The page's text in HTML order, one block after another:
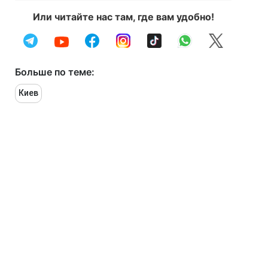
Или читайте нас там, где вам удобно!
Больше по теме:
Киев